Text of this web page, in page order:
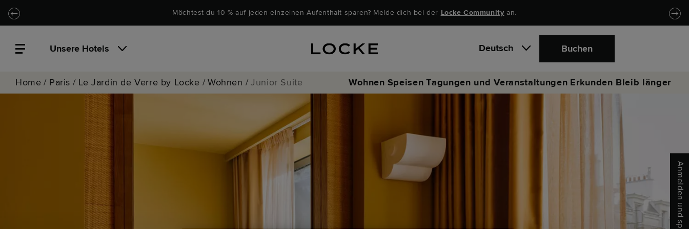
Zu Hauptinhalt springen
Locke.Header.SkipToNav Möchtest du 10 % auf jeden einzelnen Aufenthalt sparen? Melde dich bei der Locke Community an.
Unsere Hotels Deutsch Buchen
Home / Paris / Le Jardin de Verre by Locke / Wohnen / Junior Suite Wohnen Speisen Tagungen und Veranstaltungen Erkunden Bleib länger
Anmelden und sparen